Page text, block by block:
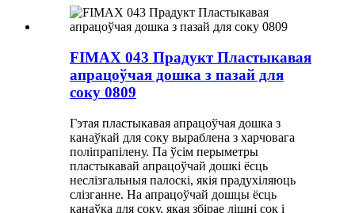
FIMAX 043 Прадукт Пластыкавая
апрацоўчая дошка з пазай для
соку 0809
Гэтая пластыкавая апрацоўчая дошка з
канаўкай для соку выраблена з харчовага
поліпрапілену. Па ўсім перыметры
пластыкавай апрацоўчай дошкі ёсць
неслізгальныя палоскі, якія прадухіляюць
слізганне. На апрацоўчай дошцы ёсць
канаўка для соку, якая збірае лішні сок і